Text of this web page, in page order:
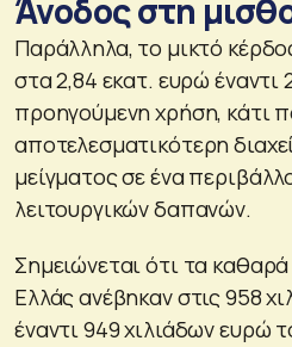
Άνοδος στη
Παράλληλα, το μικτό
στα 2,84 εκατ. ευρώ έναντι
προηγούμενη χρήση, κάτι
αποτελεσματικότερη
μείγματος σε ένα
λειτουργικών δαπανών.
Σημειώνεται ότι τα
Ελλάς ανέβηκαν στις 958
έναντι 949 χιλιάδων ευρώ